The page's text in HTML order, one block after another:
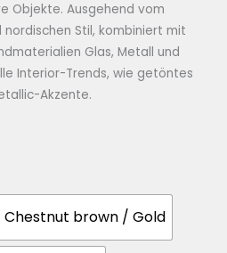
Objekte. Ausgehend vom
Stil, kombiniert mit
Glas, Metall und
Interior-Trends, wie getöntes
Akzente.
Chestnut brown / Gold